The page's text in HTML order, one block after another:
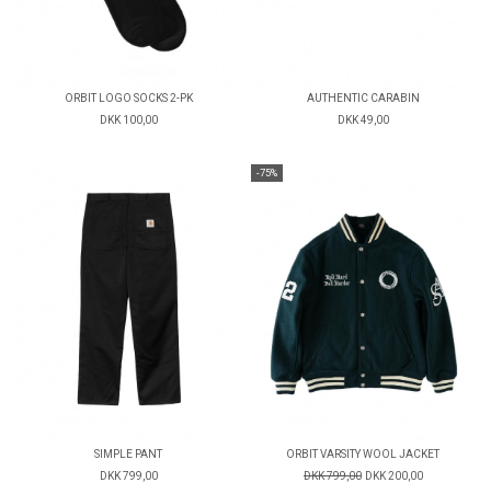
ORBIT LOGO SOCKS 2-PK
DKK 100,00
AUTHENTIC CARABIN
DKK 49,00
SIMPLE PANT
DKK 799,00
-75%
ORBIT VARSITY WOOL JACKET
DKK 799,00 DKK 200,00